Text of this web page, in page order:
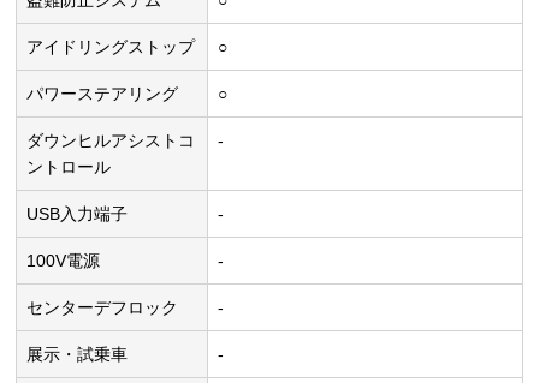
アイドリングストップ ○
パワーステアリング ○
ダウンヒルアシストコ
ントロール
-
USB入力端子 -
100V電源 -
センターデフロック -
展示・試乗車 -